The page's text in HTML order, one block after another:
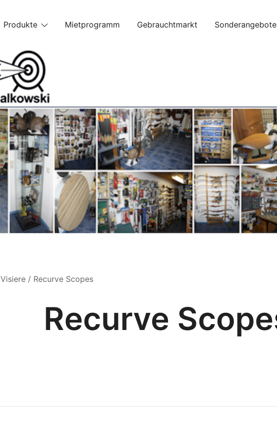
Produkte Mietprogramm Gebrauchtmarkt
Visiere / Recurve Scopes
Recurve